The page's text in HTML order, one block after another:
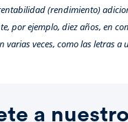
(rendimiento)
por ejemplo, diez años, en
varias veces, como las letras a
a